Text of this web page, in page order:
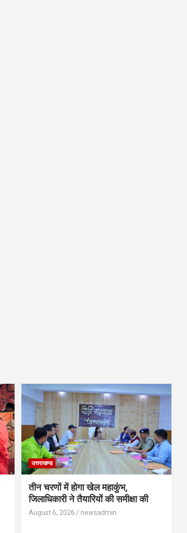
उत्तराखण्ड
तीन चरणों में होगा खेल महाकुंभ,
जिलाधिकारी ने तैयारियों की समीक्षा की
August 6, 2026 newsadmin